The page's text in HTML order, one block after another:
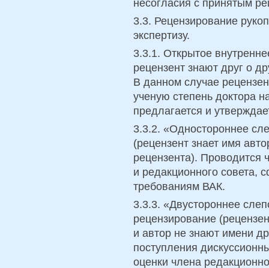
несогласия с принятым
3.3. Рецензирование
экспертизу.
3.3.1. Открытое
рецензент знают друг о
В данном случае
ученую степень доктора
предлагается и
3.3.2. «Одностороннее
(рецензент знает имя
рецензента). Проводится
и редакционного совета,
требованиям ВАК.
3.3.3. «Двустороннее
рецензирование
и автор не знают имени
поступления
оценки члена